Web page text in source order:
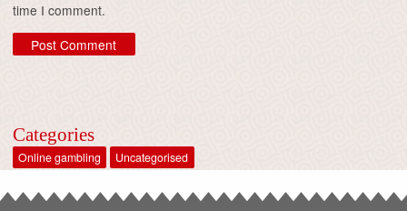
time I comment.
Categories
Online gambling Uncategorised